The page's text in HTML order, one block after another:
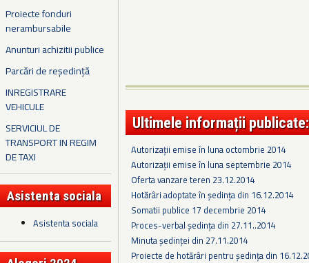
Proiecte fonduri
nerambursabile
Anunturi achizitii publice
Parcări de reședință
INREGISTRARE
VEHICULE
SERVICIUL DE
TRANSPORT IN REGIM
DE TAXI
Asistenta sociala
Asistenta sociala
Ultimele informații publicate:
Autorizații emise în luna octombrie 2014
Autorizații emise în luna septembrie 2014
Oferta vanzare teren 23.12.2014
Hotărâri adoptate în ședința din 16.12.2014
Somatii publice 17 decembrie 2014
Proces-verbal ședința din 27.11..2014
Minuta ședinței din 27.11.2014
Proiecte de hotărâri pentru ședința din